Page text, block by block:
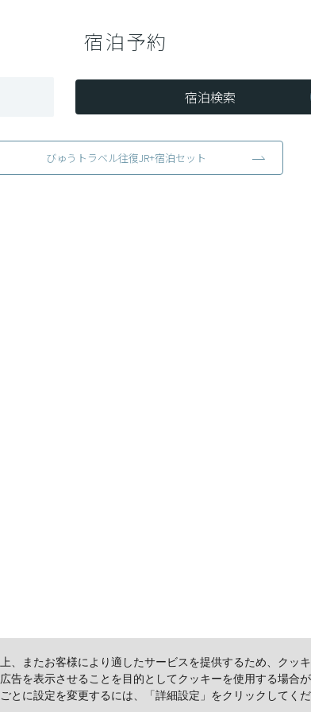
宿泊予約
宿泊検索
びゅうトラベル往復JR+宿泊セット
、またお客様により適したサービスを提供するため、クッキ
告を表示させることを目的としてクッキーを使用する場合が
とに設定を変更するには、「詳細設定」をクリックしてくだ